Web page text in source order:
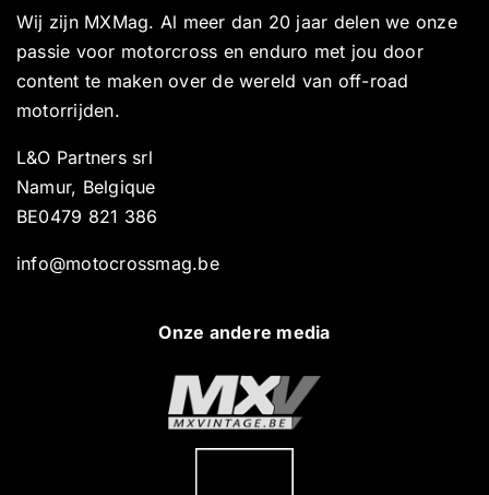
Wij zijn MXMag. Al meer dan 20 jaar delen we onze
passie voor motorcross en enduro met jou door
content te maken over de wereld van off-road
motorrijden.
L&O Partners srl
Namur, Belgique
BE0479 821 386
info@motocrossmag.be
Onze andere media